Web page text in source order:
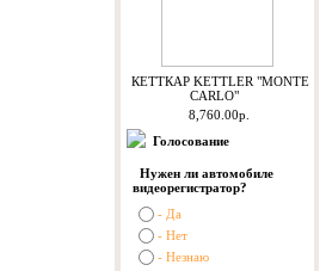
КЕТТКАР KETTLER "MONTE
CARLO"
8,760.00р.
Голосование
Нужен ли автомобиле
видеорегистратор?
- Да
- Нет
- Незнаю